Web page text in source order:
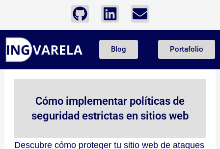
contenido
G
i
t
h
u
L
i
n
k
e
i
n
E
n
l
p
e
Blog Portafolio
Cómo implementar políticas de
seguridad estrictas en sitios web
Descubre cómo proteger tu sitio web de ataques